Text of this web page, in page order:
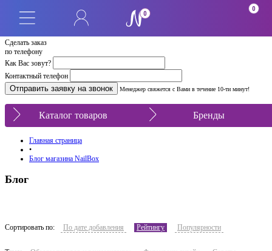
Сделать заказ
по телефону
Как Вас зовут?
Контактный телефон
Менеджер свяжется с Вами в течение 10-ти минут!
0
0
Каталог товаров Бренды
Главная страница
•
Блог магазина NailBox
Блог
Сортировать по: По дате добавления Рейтингу Популярности